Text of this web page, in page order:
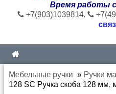
Время работы с
+7(903)1039814,
Мебельные ручки » Ручки
128 SC Ручка скоба 128 мм,